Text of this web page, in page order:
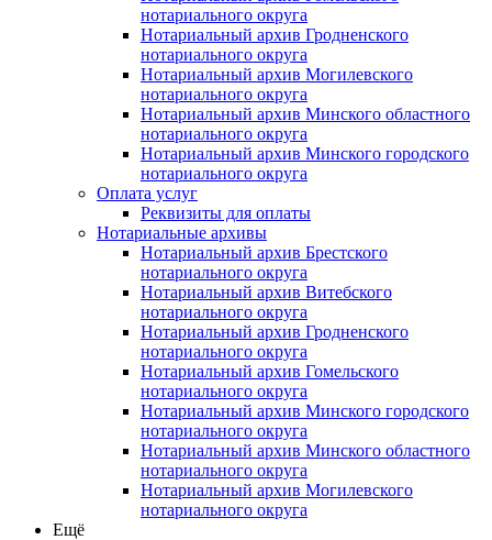
нотариального округа
Нотариальный архив Гродненского
нотариального округа
Нотариальный архив Могилевского
нотариального округа
Нотариальный архив Минского областного
нотариального округа
Нотариальный архив Минского городского
нотариального округа
Оплата услуг
Реквизиты для оплаты
Нотариальные архивы
Нотариальный архив Брестского
нотариального округа
Нотариальный архив Витебского
нотариального округа
Нотариальный архив Гродненского
нотариального округа
Нотариальный архив Гомельского
нотариального округа
Нотариальный архив Минского городского
нотариального округа
Нотариальный архив Минского областного
нотариального округа
Нотариальный архив Могилевского
нотариального округа
Ещё